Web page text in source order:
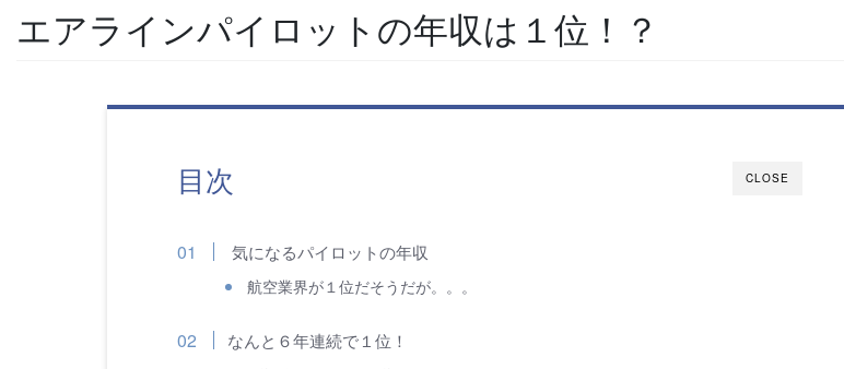
エアラインパイロットの年収は１位！？
CLOSE
目次
気になるパイロットの年収
航空業界が１位だそうだが。。。
なんと６年連続で１位！